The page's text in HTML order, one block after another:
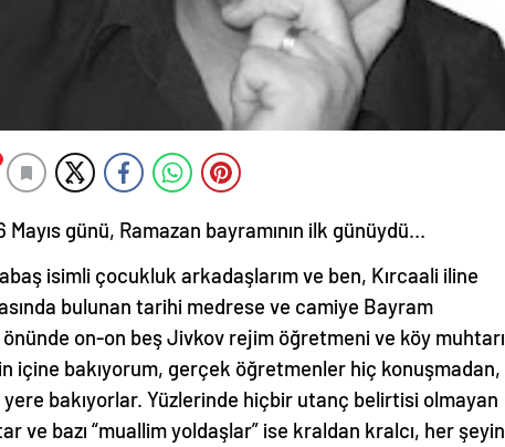
Mayıs günü, Ramazan bayramının ilk günüydü…
isimli çocukluk arkadaşlarım ve ben, Kırcaali iline
bulunan tarihi medrese ve camiye Bayram
on-on beş Jivkov rejim öğretmeni ve köy muhtarı
içine bakıyorum, gerçek öğretmenler hiç konuşmadan,
bakıyorlar. Yüzlerinde hiçbir utanç belirtisi olmayan
ve bazı “muallim yoldaşlar” ise kraldan kralcı, her şeyin